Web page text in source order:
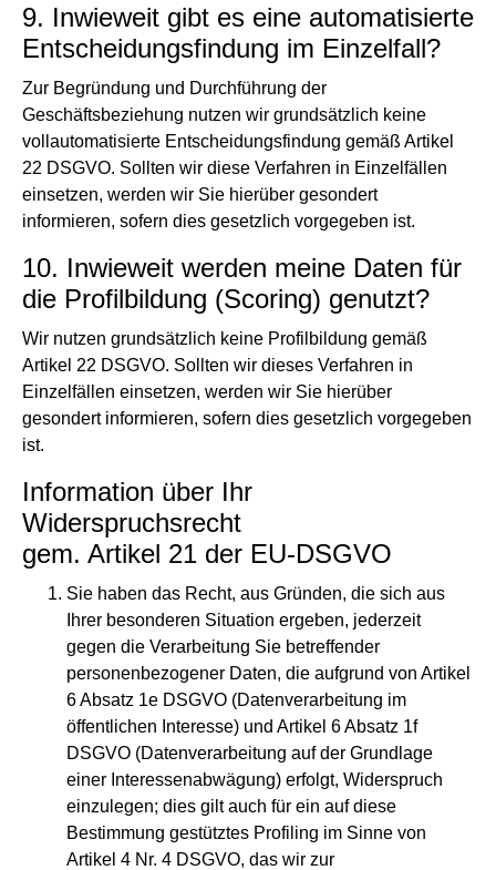
9. Inwieweit gibt es eine automatisierte
Entscheidungsfindung im Einzelfall?
Zur Begründung und Durchführung der
Geschäftsbeziehung nutzen wir grundsätzlich keine
vollautomatisierte Entscheidungsfindung gemäß Artikel
22 DSGVO. Sollten wir diese Verfahren in Einzelfällen
einsetzen, werden wir Sie hierüber gesondert
informieren, sofern dies gesetzlich vorgegeben ist.
10. Inwieweit werden meine Daten für
die Profilbildung (Scoring) genutzt?
Wir nutzen grundsätzlich keine Profilbildung gemäß
Artikel 22 DSGVO. Sollten wir dieses Verfahren in
Einzelfällen einsetzen, werden wir Sie hierüber
gesondert informieren, sofern dies gesetzlich vorgegeben
ist.
Information über Ihr
Widerspruchsrecht
gem. Artikel 21 der EU-DSGVO
Sie haben das Recht, aus Gründen, die sich aus
Ihrer besonderen Situation ergeben, jederzeit
gegen die Verarbeitung Sie betreffender
personenbezogener Daten, die aufgrund von Artikel
6 Absatz 1e DSGVO (Datenverarbeitung im
öffentlichen Interesse) und Artikel 6 Absatz 1f
DSGVO (Datenverarbeitung auf der Grundlage
einer Interessenabwägung) erfolgt, Widerspruch
einzulegen; dies gilt auch für ein auf diese
Bestimmung gestütztes Profiling im Sinne von
Artikel 4 Nr. 4 DSGVO, das wir zur